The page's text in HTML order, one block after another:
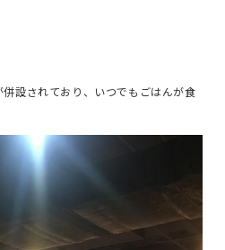
設されており、いつでもごはんが食